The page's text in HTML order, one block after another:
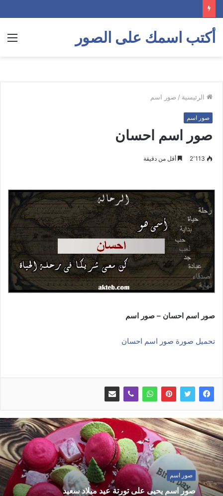
أكتب اسمك على الصور
الرئيسية / صور اسم
صور اسم
صور اسم احسان
2٬113 أقل من دقيقة
صور اسم احسان – صور اسم
تحميل صورة صور اسم احسان
صور اسم
صور اسم يحيى على تورتة عيد ميلاد سعيد